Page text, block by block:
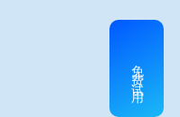
免费试用